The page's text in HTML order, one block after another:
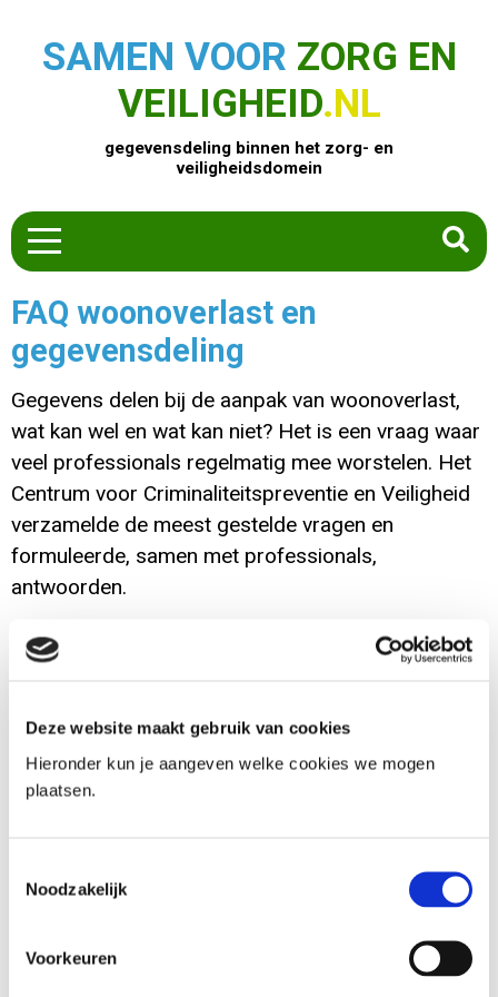
Deze website maakt gebruik van cookies
Hieronder kun je aangeven welke cookies we mogen
plaatsen.
Noodzakelijk
Voorkeuren
SAMEN VOOR ZORG EN
VEILIGHEID.NL
gegevensdeling binnen het zorg- en
veiligheidsdomein
HOME
ZOEK EEN PRODUCT
ACTUEEL
OVER ONS
CONTACT
COMMUNITY
FAQ woonoverlast en
gegevensdeling
Gegevens delen bij de aanpak van woonoverlast,
wat kan wel en wat kan niet? Het is een vraag waar
veel professionals regelmatig mee worstelen. Het
Centrum voor Criminaliteitspreventie en Veiligheid
verzamelde de meest gestelde vragen en
formuleerde, samen met professionals,
antwoorden.
> DIRECT NAAR FAQ
Professionals die betrokken zijn bij de aanpak van
woonoverlast.
samenwerking en gegevensuitwisseling bij de aanpak van
Beschrijving